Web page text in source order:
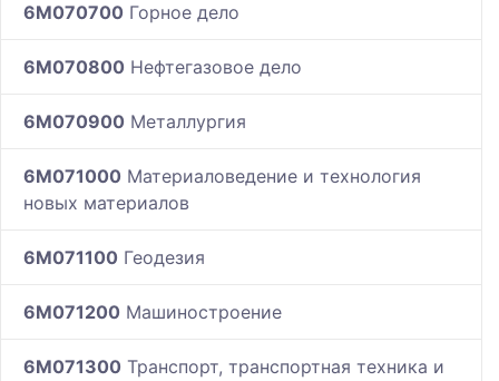
6M070700 Горное дело
6M070800 Нефтегазовое дело
6M070900 Металлургия
6M071000 Материаловедение и технология
новых материалов
6M071100 Геодезия
6M071200 Машиностроение
6M071300 Транспорт, транспортная техника и